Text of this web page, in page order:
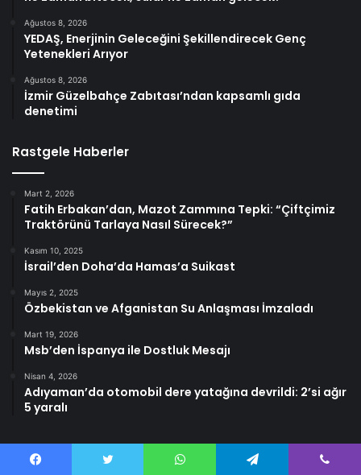
Ağustos 8, 2026
YEDAŞ, Enerjinin Geleceğini Şekillendirecek Genç
Yetenekleri Arıyor
Ağustos 8, 2026
İzmir Güzelbahçe Zabıtası’ndan kapsamlı gıda
denetimi
Rastgele Haberler
Mart 2, 2026
Fatih Erbakan’dan, Mazot Zammına Tepki: “Çiftçimiz
Traktörünü Tarlaya Nasıl Sürecek?”
Kasım 10, 2025
İsrail’den Doha’da Hamas’a Suikast
Mayıs 2, 2025
Özbekistan ve Afganistan Su Anlaşması İmzaladı
Mart 19, 2026
Msb’den İspanya ile Dostluk Mesajı
Nisan 4, 2026
Adıyaman’da otomobil dere yatağına devrildi: 2’si ağır
5 yaralı